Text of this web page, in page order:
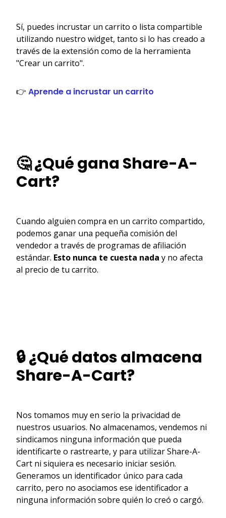
Sí, puedes incrustar un carrito o lista compartible
utilizando nuestro widget, tanto si lo has creado a
través de la extensión como de la herramienta
"Crear un carrito".
👉 Aprende a incrustar un carrito
🤔 ¿Qué gana Share-A-
Cart?
Cuando alguien compra en un carrito compartido,
podemos ganar una pequeña comisión del
vendedor a través de programas de afiliación
estándar. Esto nunca te cuesta nada y no afecta
al precio de tu carrito.
🔒 ¿Qué datos almacena
Share-A-Cart?
Nos tomamos muy en serio la privacidad de
nuestros usuarios. No almacenamos, vendemos ni
sindicamos ninguna información que pueda
identificarte o rastrearte, y para utilizar Share-A-
Cart ni siquiera es necesario iniciar sesión.
Generamos un identificador único para cada
carrito, pero no asociamos ese identificador a
ninguna información sobre quién lo creó o cargó.